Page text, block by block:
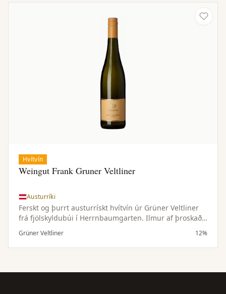
Hvítvín
Weingut Frank Gruner Veltliner
Austurríki
Ferskt og þurrt austurrískt hvítvín úr Grüner Veltliner
frá fjölskyldubúi í Herrnbaumgarten. Ilmur af þroskaðri
peru, sítrus, hvítum pipar og kryddjurtum. Létt, líflegt
og matvænt.
Grüner Veltliner 12%